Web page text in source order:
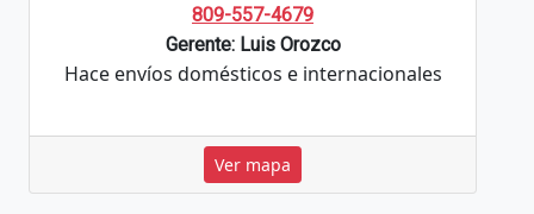
809-557-4679
Gerente: Luis Orozco
Hace envíos domésticos e internacionales
Ver mapa